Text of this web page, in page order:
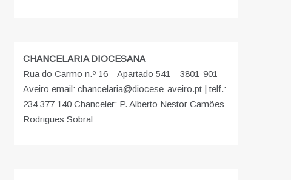
CHANCELARIA DIOCESANA
Rua do Carmo n.º 16 – Apartado 541 – 3801-901
Aveiro email: chancelaria@diocese-aveiro.pt | telf.:
234 377 140 Chanceler: P. Alberto Nestor Camões
Rodrigues Sobral